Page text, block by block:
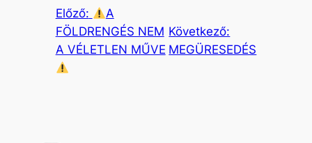
Előző:
A
FÖLDRENGÉS NEM
A VÉLETLEN MŰVE
Következő:
MEGÜRESEDÉS